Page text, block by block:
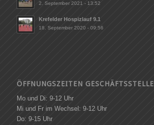
2. September 2021 - 13:52
Krefelder Hospizlauf 9.1
18. September 2020 - 09:56
ÖFFNUNGSZEITEN GESCHÄFTSSTELLE
Mo und Di: 9-12 Uhr
Mi und Fr im Wechsel: 9-12 Uhr
Do: 9-15 Uhr